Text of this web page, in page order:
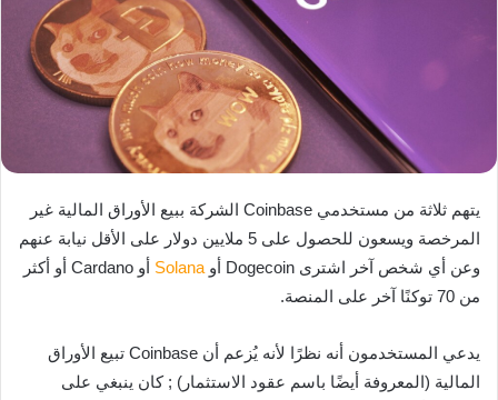
يتهم ثلاثة من مستخدمي Coinbase الشركة ببيع الأوراق المالية غير
المرخصة ويسعون للحصول على 5 ملايين دولار على الأقل نيابة عنهم
وعن أي شخص آخر اشترى Dogecoin أو
Solana
أو Cardano أو أكثر
من 70 توكنًا آخر على المنصة.
يدعي المستخدمون أنه نظرًا لأنه يُزعم أن Coinbase تبيع الأوراق
المالية (المعروفة أيضًا باسم عقود الاستثمار) ; كان ينبغي على